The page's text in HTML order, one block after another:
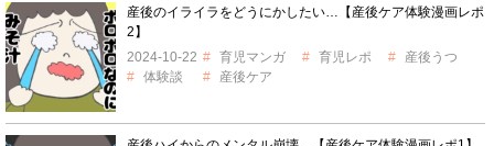
産後のイライラをどうにかしたい…【産後ケア体験漫画レポ
2】
2024-10-22
育児マンガ 育児レポ
産後うつ
体験談
産後ケア